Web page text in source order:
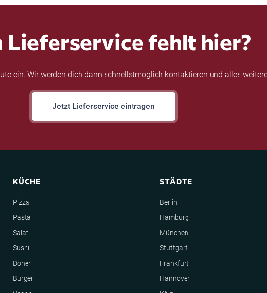
Lieferservice fehlt hier?
ein. Wir werden dich dann schnellstmöglich kontaktieren und alles
Jetzt Lieferservice eintragen
KÜCHE
Pizza
Pasta
Salat
Sushi
Döner
Burger
STÄDTE
Berlin
Hamburg
München
Stuttgart
Frankfurt
Hannover